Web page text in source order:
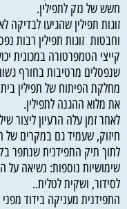
חשש של נזק לתפילין.
זוגות תפילין שהגיעו לבדיקה
וחבטות זוגות תפילין רבות
שנפסלים מרטיבות בחורף
מחלקת הפיתוח של תפילין
את מלוא ההגנה לתפילין.
לאחר זמן עלה הרעיון ליצור
חיזוק, שעמיד גם במקרים של
לתוך תיק התפידנית שנתפר
שימושיות נוספות: נשיאה על
לסידור, ושקית לטלית..
התפידנית מעניקה בידוד